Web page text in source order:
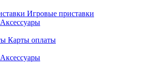
Игровые приставки
Аксессуары
Карты оплаты
Аксессуары